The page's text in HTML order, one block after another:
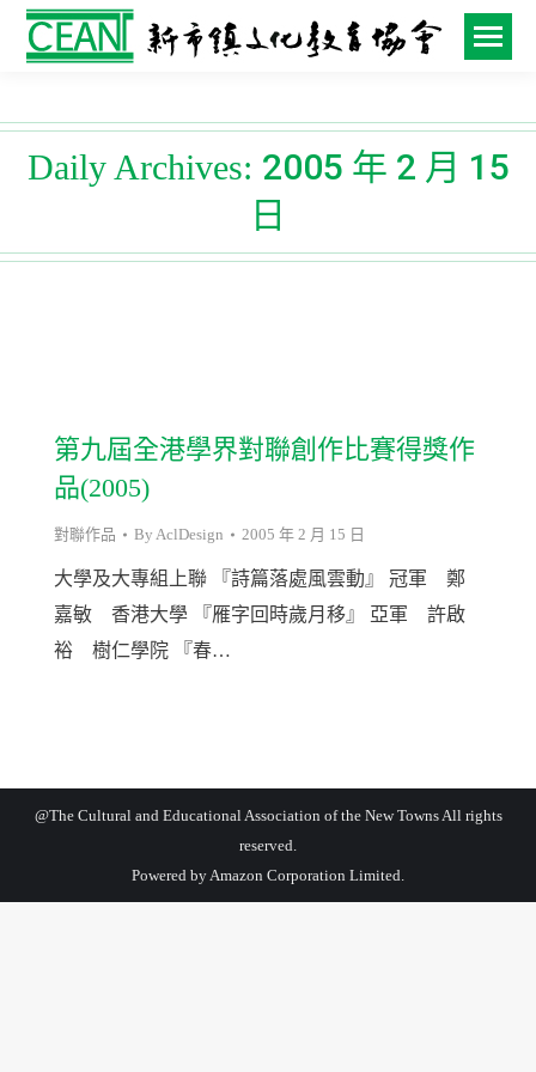
Daily Archives: 2005 年 2 月 15
日
第九屆全港學界對聯創作比賽得獎作
品(2005)
對聯作品 By AclDesign 2005 年 2 月 15 日
大學及大專組上聯 『詩篇落處風雲動』 冠軍 鄭
嘉敏 香港大學 『雁字回時歲月移』 亞軍 許啟
裕 樹仁學院 『春…
@The Cultural and Educational Association of the New Towns All rights
reserved.
Powered byAmazon Corporation Limited.